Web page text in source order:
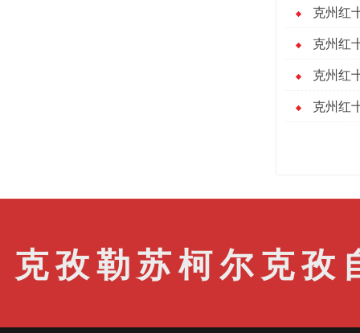
克州红
克州红
克州红
克州红
克孜勒苏柯尔克孜